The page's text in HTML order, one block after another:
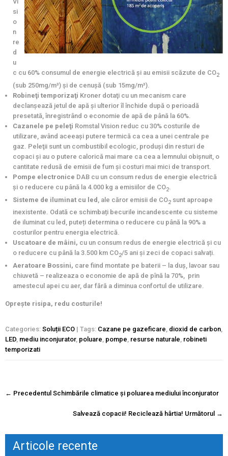
si
o
n
re
d
u
c cu 60% consumul de energie electrică şi au emisii scăzute de CO2
(sub 250mg/m³) și de cenuşă (sub 15mg/m³).
Robineţi temporizaţi Kroner dotaţi cu un mecanism care
declanşează jetul de apă şi ulterior îl închide după o perioadă
presetată, înregistrând o economie de apă de până la 60%.
Cazanele pe peleţi Romstal Vision reduc cu 30% costurile de
utilizare, având aceeaşi putere termică ca cea a unei centrale pe
gaz. Peleţii sunt un combustibil ecologic, produşi din resturi de
copaci și au o putere calorică mai mare ca cea a lemnului obişnuit, o
cantitate redusă de emisii de fum și costuri mai mici de transport.
Pompe electronice DAB cu un consum redus de energie electrică
şi o reducere cu până la 4.000 kg a emisiilor de CO2.
Sisteme de iluminat cu led , ale căror emisii de CO2 sunt aproape
inexistente. Odată ce schimbați becurile incandescente cu sisteme
de iluminat cu led, puteți determina o reducere cu până la 90% a
costurilor pentru energia electrică.
Uscatoare de mâini, cu un consum redus de energie electrică și cu
o reducere cu până la 3.500 km CO2/5 ani și zeci de copaci salvați.
Aeratoare Bossini, care fiind montate pe baterii – la duş, lavoar sau
chiuvetă – realizeaza o economie de apă de pînă la 70%, prin
amestecul apei cu aer, dar fără a diminua confortul de utilizare.
Oprește risipa, redu costurile!
Categories: Soluții ECO | Tags: Cazane pe gazeficare dioxid de carbon
LED mediu inconjurator, poluare pompe resurse naturale robineti
temporizati
Navigare
← Precedentul Schimbările climatice și poluarea mediului înconjurator
Salvează copacii! Reciclează hârtia! Următorul →
Articole recente